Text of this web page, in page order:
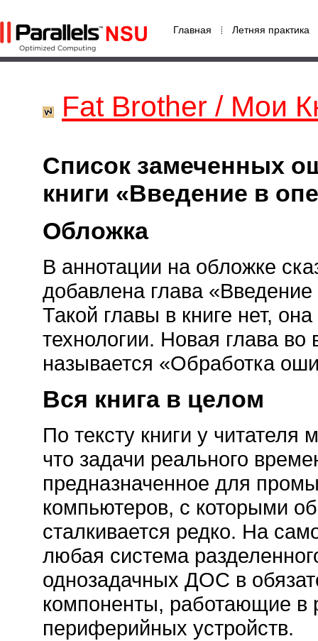
Главная Летняя практика
Fat Brother / Мои
Список замеченных
книги «Введение в
Обложка
В аннотации на обложке
добавлена глава
Такой главы в книге нет,
технологии. Новая глава во
называется «Обработка
Вся книга в целом
По тексту книги у читателя
что задачи реального
предназначенное для
компьютеров, с которыми
сталкивается редко. На
любая система
однозадачных ДОС в
компоненты, работающие в
периферийных устройств.